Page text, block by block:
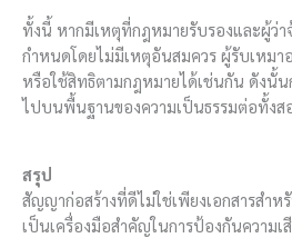
ทั้งนี้ หากมีเหตุที่กฎหมายรับรองและผู้ว่า
กำหนดโดยไม่มีเหตุอันสมควร ผู้รับเหมา
หรือใช้สิทธิตามกฎหมายได้เช่นกัน ดังนั้
ไปบนพื้นฐานของความเป็นธรรมต่อทั้งส
สรุป
สัญญาก่อสร้างที่ดีไม่ใช่เพียงเอกสารสำ
เป็นเครื่องมือสำคัญในการป้องกันความเ